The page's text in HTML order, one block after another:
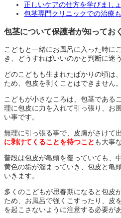
正しいケアの仕方を学びまし
包茎専門クリニックでの治療
包茎について保護者が知ってお
こどもと一緒にお風呂に入った時に
き、どうすればいいのかと判断に迷
どのこどもも生まれたばかりの頃は
ため、包皮を剥くことはできません。
こどもが小さなころは、包茎である
理に包皮に力を入れて引っ張り、お
い事です。
無理に引っ張る事で、皮膚がさけて
に剥けてくることを待つこと も大事
普段は包皮が亀頭を覆っていても、
黄色の垢が溜まっていき、包皮と亀
いきます。
多くのこどもが思春期になると包皮
ため、お風呂で強くこすったり、皮
を起こさないように注意する必要が